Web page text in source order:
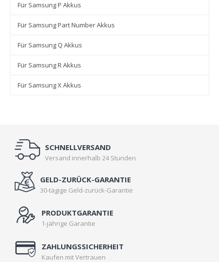
Für Samsung P Akkus
Für Samsung Part Number Akkus
Für Samsung Q Akkus
Für Samsung R Akkus
Für Samsung X Akkus
SCHNELLVERSAND
Versand innerhalb 24 Stunden
GELD-ZURÜCK-GARANTIE
30-tägige Geld-zurück-Garantie
PRODUKTGARANTIE
1-jährige Garantie
ZAHLUNGSSICHERHEIT
Kaufen mit Vertrauen